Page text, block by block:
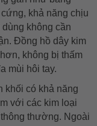
khả năng chịu
không cần
Đồng hồ dây kim
không bị thấm
mùi hôi tay.
khối có khả năng
với các kim loại
thường. Ngoài